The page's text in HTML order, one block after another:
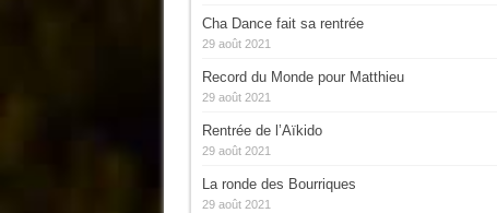
Cha Dance fait sa rentrée
29 août 2021
Record du Monde pour Matthieu
29 août 2021
Rentrée de l’Aïkido
29 août 2021
La ronde des Bourriques
29 août 2021